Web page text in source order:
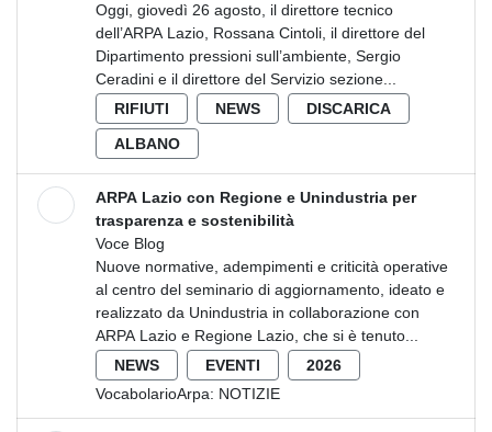
Oggi, giovedì 26 agosto, il direttore tecnico
dell’ARPA Lazio, Rossana Cintoli, il direttore del
Dipartimento pressioni sull’ambiente, Sergio
Ceradini e il direttore del Servizio sezione...
RIFIUTI
NEWS
DISCARICA
ALBANO
ARPA Lazio con Regione e Unindustria per
trasparenza e sostenibilità
Voce Blog
Nuove normative, adempimenti e criticità operative
al centro del seminario di aggiornamento, ideato e
realizzato da Unindustria in collaborazione con
ARPA Lazio e Regione Lazio, che si è tenuto...
NEWS
EVENTI
2026
VocabolarioArpa: NOTIZIE